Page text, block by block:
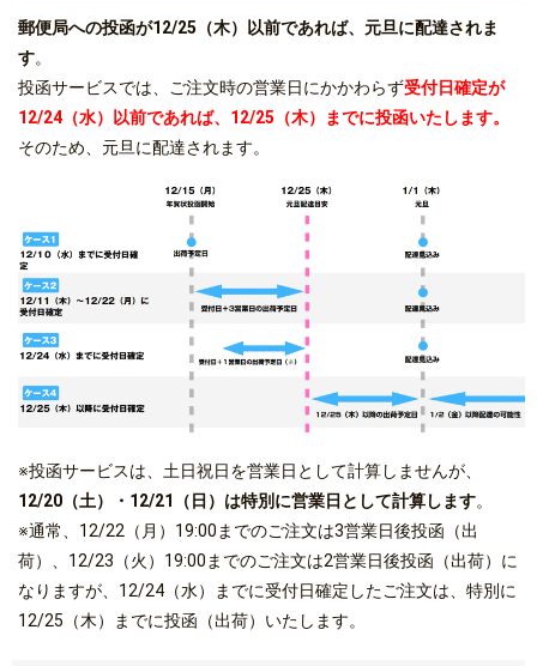
郵便局への投函が12/25（木）以前であれば、元旦に配達されま
す。
投函サービスでは、ご注文時の営業日にかかわらず受付日確定が
12/24（水）以前であれば、12/25（木）までに投函いたします。
そのため、元旦に配達されます。
※投函サービスは、土日祝日を営業日として計算しませんが、
12/20（土）・12/21（日）は特別に営業日として計算します。
※通常、12/22（月）19:00までのご注文は3営業日後投函（出
荷）、12/23（火）19:00までのご注文は2営業日後投函（出荷）に
なりますが、12/24（水）までに受付日確定したご注文は、特別に
12/25（木）までに投函（出荷）いたします。